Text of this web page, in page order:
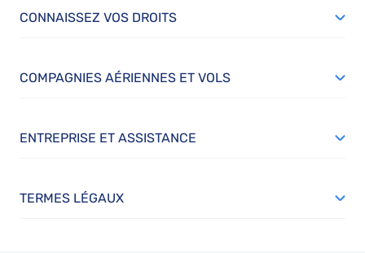
CONNAISSEZ VOS DROITS
COMPAGNIES AÉRIENNES ET VOLS
ENTREPRISE ET ASSISTANCE
TERMES LÉGAUX